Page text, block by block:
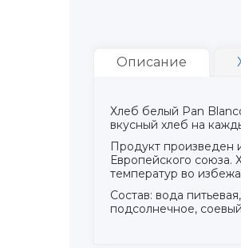
Описание
Хлеб белый Pan
вкусный хлеб на
Продукт произведен
Европейского союза.
температур во
Состав: вода
подсолнечное,